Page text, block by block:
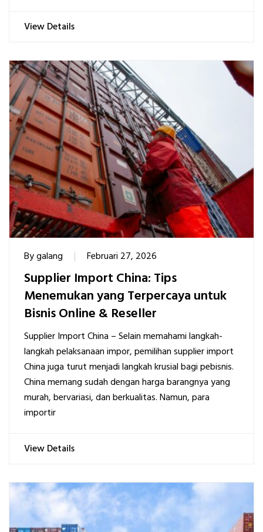
View Details
Bygalang Februari 27, 2026
Supplier Import China: Tips
Menemukan yang Terpercaya untuk
Bisnis Online & Reseller
Supplier Import China – Selain memahami langkah-
langkah pelaksanaan impor, pemilihan supplier import
China juga turut menjadi langkah krusial bagi pebisnis.
China memang sudah dengan harga barangnya yang
murah, bervariasi, dan berkualitas. Namun, para
importir
View Details